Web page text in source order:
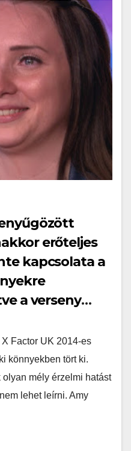
erőteljes
kapcsolata a
a verseny
Factor UK 2014-es
könnyekben tört ki.
mély érzelmi hatást
lehet leírni. Amy